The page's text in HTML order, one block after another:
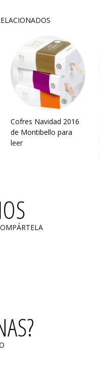
Cofres Navidad 2016
de Montibello para
leer